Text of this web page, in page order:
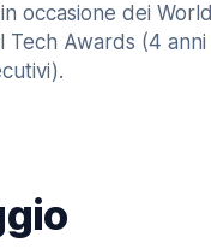
occasione dei World
Tech Awards (4 anni